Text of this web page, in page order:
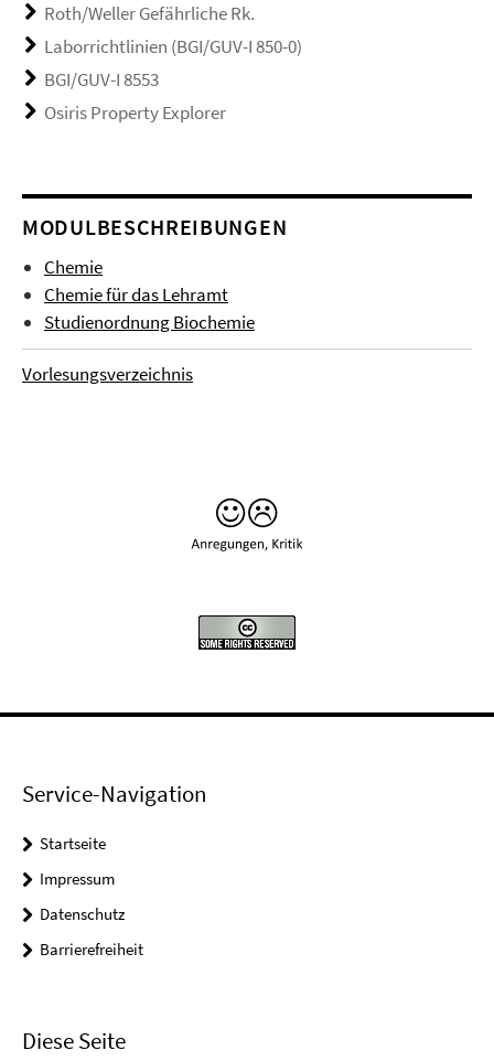
Roth/Weller Gefährliche Rk.
Laborrichtlinien (BGI/GUV-I 850-0)
BGI/GUV-I 8553
Osiris Property Explorer
MODULBESCHREIBUNGEN
Chemie
Chemie für das Lehramt
Studienordnung Biochemie
Vorlesungsverzeichnis
Service-Navigation
Startseite
Impressum
Datenschutz
Barrierefreiheit
Diese Seite